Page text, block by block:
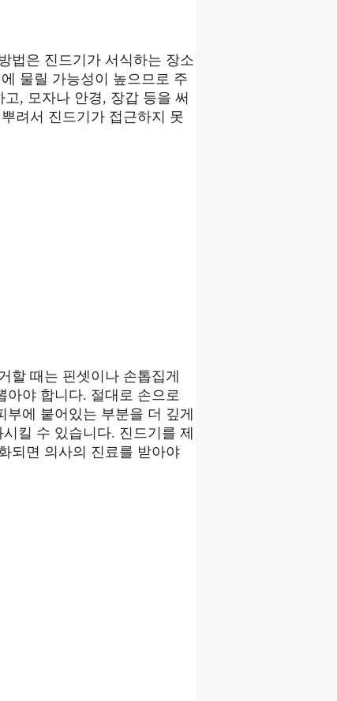
법은 진드기가 서식하는 장소
물릴 가능성이 높으므로 주
, 모자나 안경, 장갑 등을 써
려서 진드기가 접근하지 못
할 때는 핀셋이나 손톱집게
아야 합니다. 절대로 손으로
에 붙어있는 부분을 더 깊게
킬 수 있습니다. 진드기를 제
되면 의사의 진료를 받아야